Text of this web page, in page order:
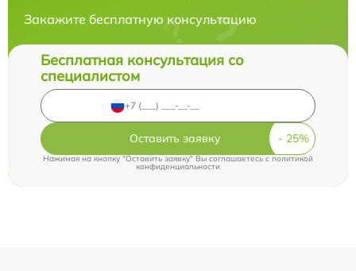
Закажите бесплатную консультацию
Бесплатная консультация со
специалистом
Оставить заявку
Нажимая на кнопку "Оставить заявку" Вы соглашаетесь cполитикой
конфиденциальности